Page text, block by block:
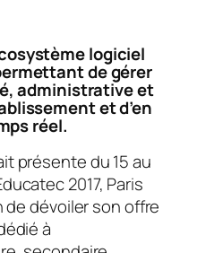
logiciel
de gérer
administrative et
et d’en
réel.
présente du 15 au
2017, Paris
de dévoiler son offre
à